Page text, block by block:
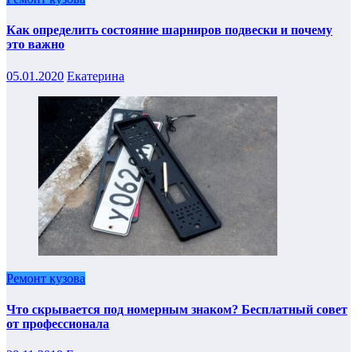
Как определить состояние шарниров подвески и почему
это важно
05.01.2020 Екатерина
Ремонт кузова
Что скрывается под номерным знаком? Бесплатный совет
от профессионала